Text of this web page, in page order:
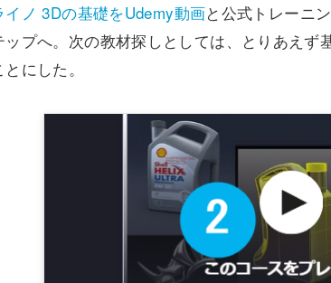
イノ 3Dの基礎をUdemy動画と公式トレーニ
ップへ。次の教材探しとしては、とりあえず
とにした。